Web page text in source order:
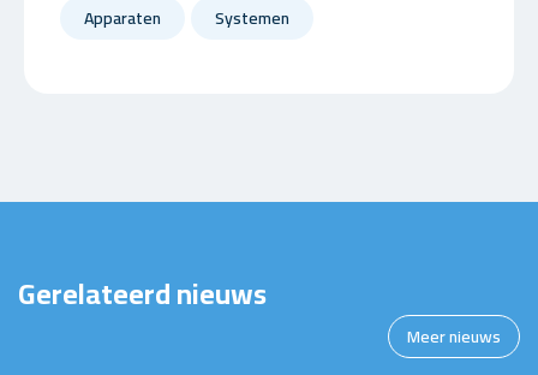
Apparaten Systemen
Gerelateerd nieuws
Meer nieuws